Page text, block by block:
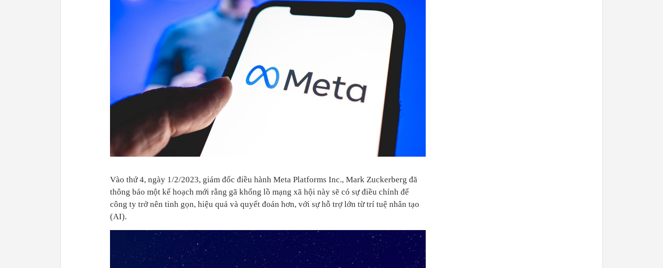
Vào thứ 4, ngày 1/2/2023, giám đốc điều hành Meta Platforms Inc., Mark Zuckerberg đã
thông báo một kế hoạch mới rằng gã khổng lồ mạng xã hội này sẽ có sự điều chỉnh để
công ty trở nên tinh gọn, hiệu quả và quyết đoán hơn, với sự hỗ trợ lớn từ trí tuệ nhân tạo
(AI).